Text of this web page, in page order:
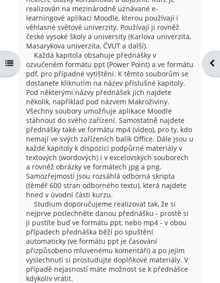
Otevřít indexu kurzu
realizován na mezinárodně uznávané e-
learningové aplikaci Moodle, kterou používají i
věhlasné světové univerzity. Používají ji rovněž
české vysoké školy a university (Karlova univerzita,
Masarykova univerzita, ČVUT a další).
Každá kapitola obsahuje přednášky v
ozvučeném formátu ppt (Power Point) a ve formátu
pdf, pro případné vytištění. K těmto souborům se
dostanete kliknutím na název příslušné kapitoly.
Pod některými názvy přednášek jich najdete
několik, například pod názvem Makroživiny.
Všechny soubory umožňuje aplikace Moodle
stáhnout do svého zařízení. Samostatně najdete
přednášky také ve formátu mp4 (video), pro ty, kdo
nemají ve svých zařízeních balík Office. Dále jsou u
každé kapitoly k dispozici podpůrné materiály v
textových (wordových) i v excelovských souborech
a rovněž obrázky ve formátech jpg a png.
Samozřejmostí jsou rozsáhlá odborná skripta
(téměř 600 stran odborného textu), která najdete
hned v úvodní části kurzu.
Studium doporučujeme realizovat tak, že si
nejprve poslechněte danou přednášku - prostě si
ji pustíte buď ve formátu ppt, nebo mp4 - v obou
případech přednáška běží po spuštění
automaticky (ve formátu ppt je časování
přizpůsobeno mluvenému komentáři) a po jejím
vyslechnutí si prostudujte doplňkové materiály. V
případě nejasností máte možnost se k přednášce
kdykoliv vrátit.